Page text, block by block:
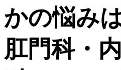
かの悩み
肛門科・